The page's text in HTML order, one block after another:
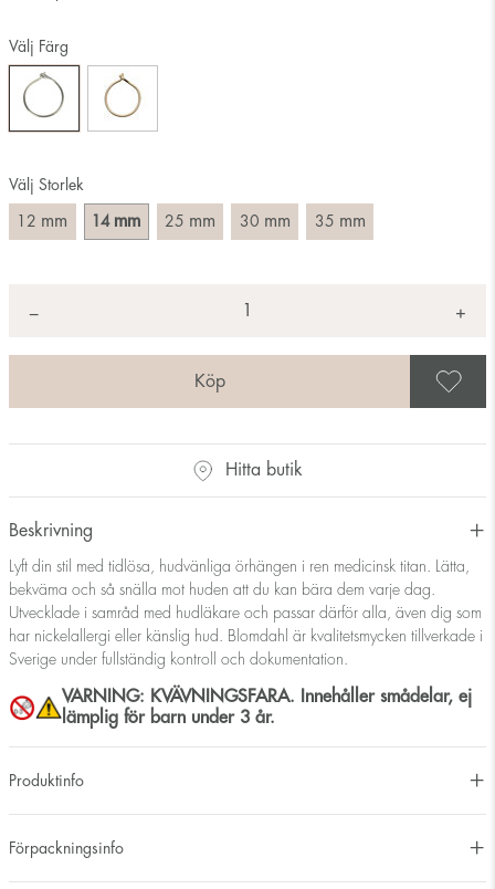
Välj Storlek
12 mm 14 mm 25 mm 30 mm 35 mm
Välj Färg
− +
Hitta butik
Beskrivning
Lyft din stil med tidlösa, hudvänliga örhängen i ren medicinsk titan. Lätta,
bekväma och så snälla mot huden att du kan bära dem varje dag.
Utvecklade i samråd med hudläkare och passar därför alla, även dig som
har nickelallergi eller känslig hud. Blomdahl är kvalitetsmycken tillverkade i
Sverige under fullständig kontroll och dokumentation.
VARNING: KVÄVNINGSFARA. Innehåller smådelar, ej
lämplig för barn under 3 år.
Produktinfo
Förpackningsinfo